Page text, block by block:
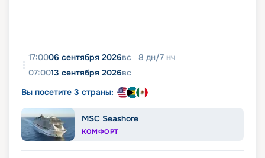
17:0006 сентября 2026вс 8 дн/7 нч
07:0013 сентября 2026вс
Вы посетите 3 страны:
MSC Seashore
КОМФОРТ